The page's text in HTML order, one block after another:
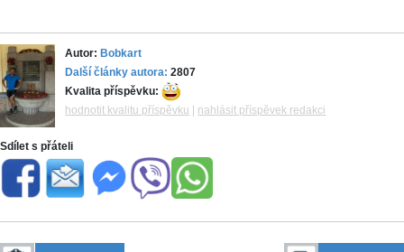
Autor: Bobkart
Další články autora: 2807
Kvalita příspěvku:
hodnotit kvalitu příspěvku
nahlásit příspěvek redakci
Sdílet s přáteli